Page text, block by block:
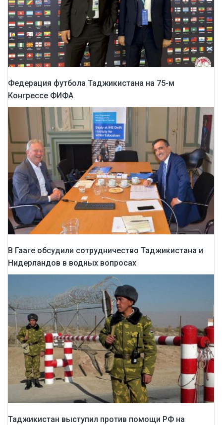
Федерация футбола Таджикистана на 75-м
Конгрессе ФИФА
В Гааге обсудили сотрудничество Таджикистана и
Нидерландов в водных вопросах
Таджикистан выступил против помощи РФ на